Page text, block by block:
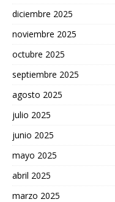
diciembre 2025
noviembre 2025
octubre 2025
septiembre 2025
agosto 2025
julio 2025
junio 2025
mayo 2025
abril 2025
marzo 2025